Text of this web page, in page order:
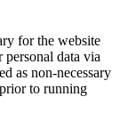
for the website
data via
as non-necessary
to running